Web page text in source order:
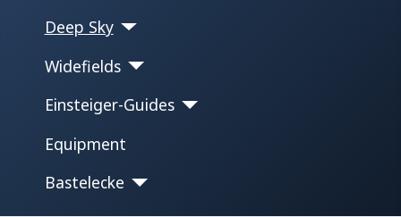
Deep Sky
Widefields
Einsteiger-Guides
Equipment
Bastelecke